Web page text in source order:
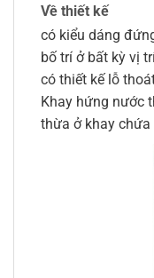
Về thiết kế
có kiểu dáng
bố trí ở bất kỳ vị
có thiết kế lỗ
Khay hứng nước
thừa ở khay chứa